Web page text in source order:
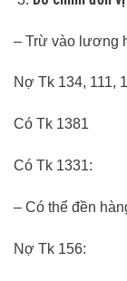
– Trừ vào lương
Nợ Tk 134, 111,
Có Tk
Có Tk
– Có thể đền
Nợ Tk